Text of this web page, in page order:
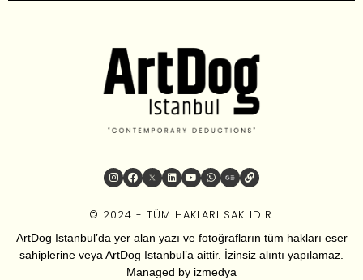
© 2024 - TÜM HAKLARI SAKLIDIR.
ArtDog Istanbul’da yer alan yazı ve fotoğrafların tüm hakları eser
sahiplerine veya ArtDog Istanbul’a aittir. İzinsiz alıntı yapılamaz.
Managed by izmedya